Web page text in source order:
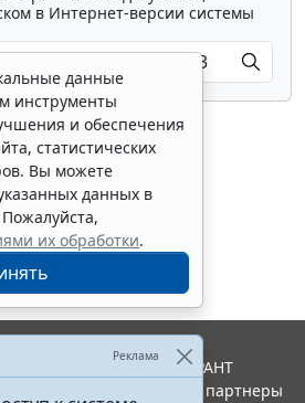
в Интернет-версии системы
все материалы
данные
инструменты
и обеспечения
статистических
Вы можете
данных в
их обработки.
Реклама
2026. Система ГАРАНТ
Компания "Гарант" и ее партнеры